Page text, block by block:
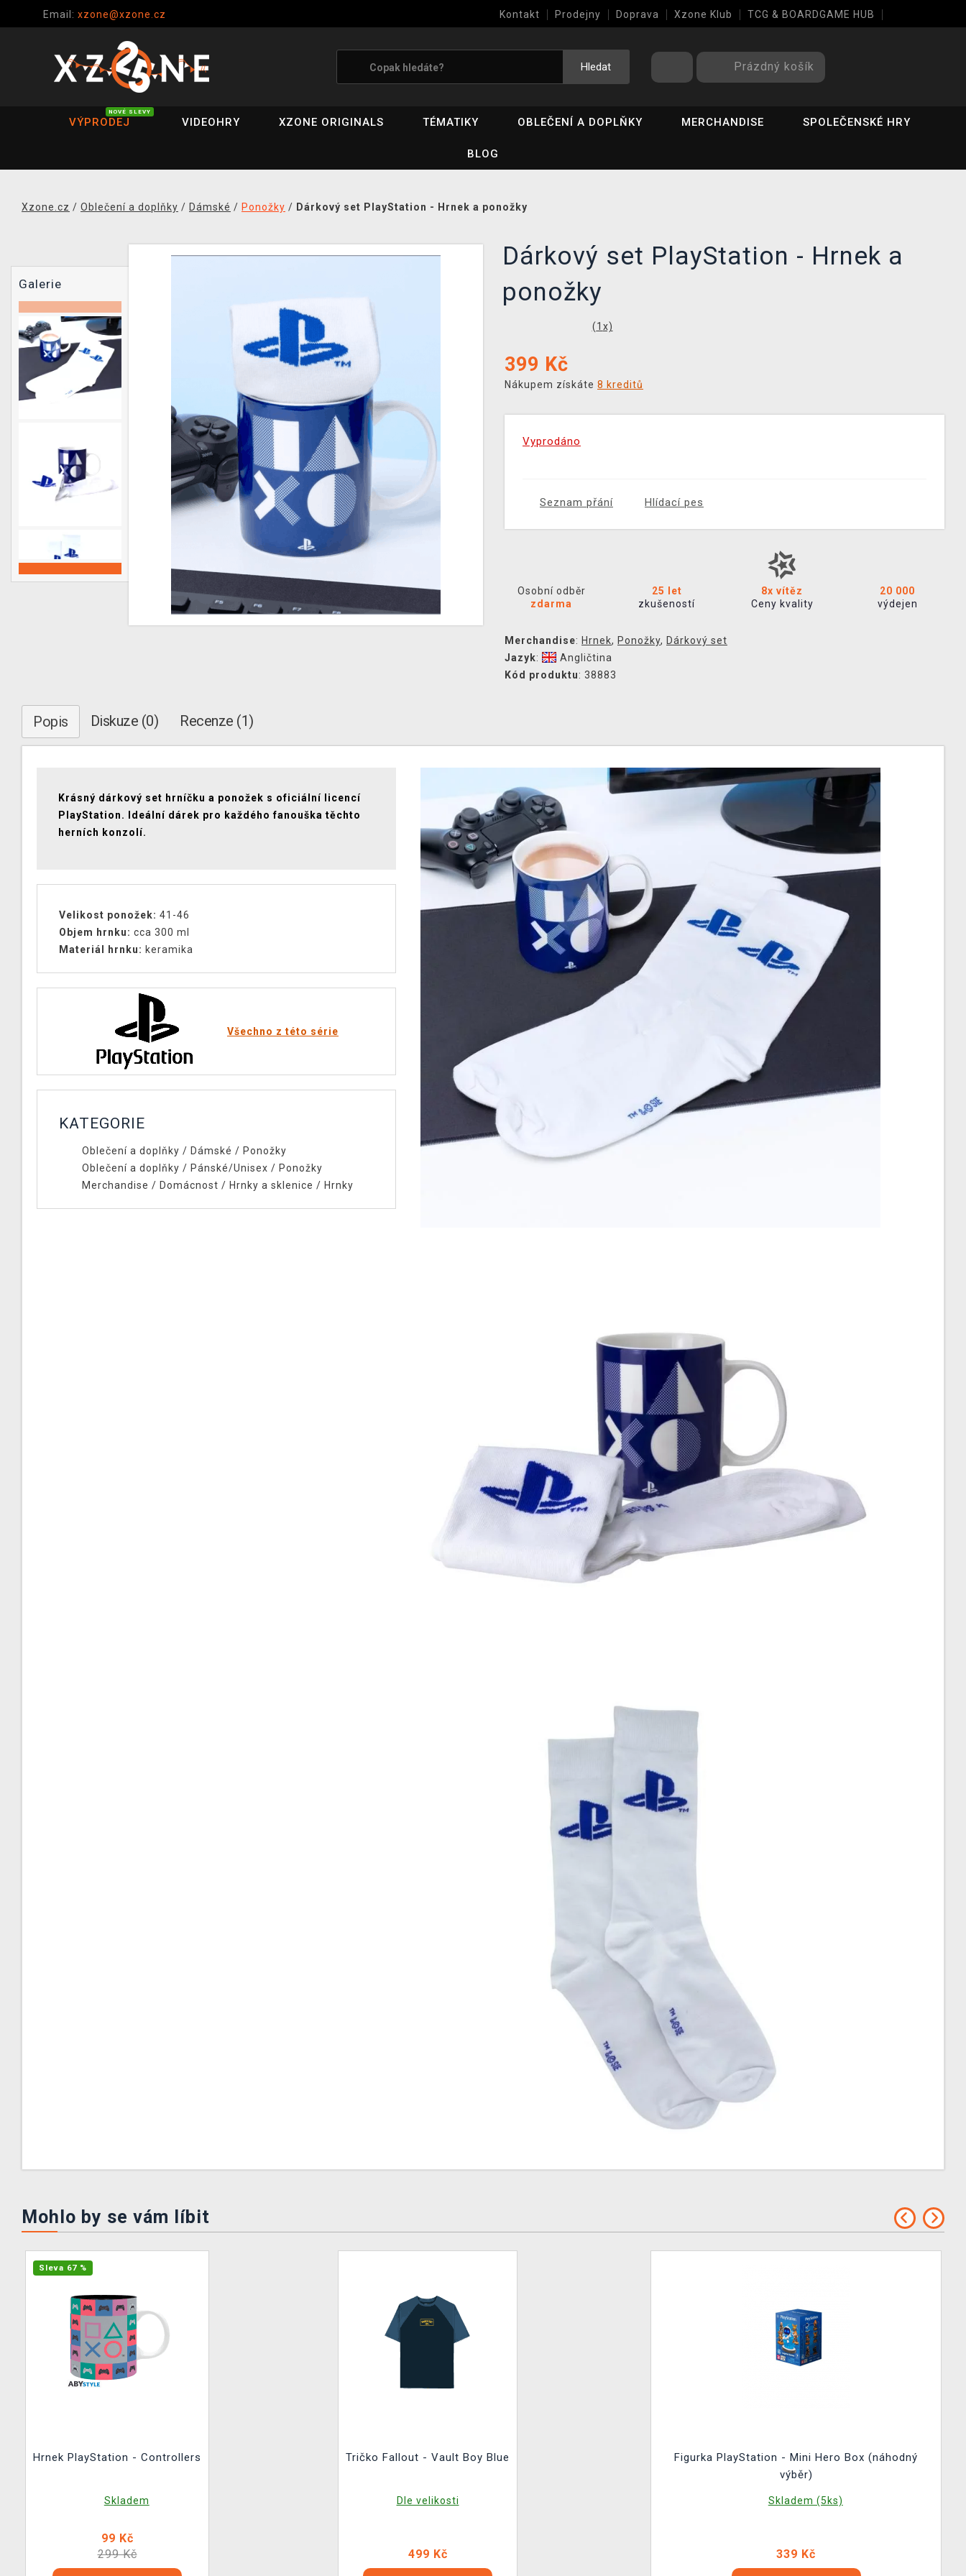
Email: xzone@xzone.cz Kontakt Prodejny Doprava Xzone Klub TCG & BOARDGAME HUB
Hledat Prázdný košík
VÝPRODEJ
NOVÉ SLEVY
VIDEOHRY XZONE ORIGINALS TÉMATIKY OBLEČENÍ A DOPLŇKY MERCHANDISE SPOLEČENSKÉ HRY
BLOG
Xzone.cz / Oblečení a doplňky / Dámské / Ponožky / Dárkový set PlayStation - Hrnek a ponožky
Galerie
Dárkový set PlayStation - Hrnek a
ponožky
(1 x)
399 Kč
Nákupem získáte 8 kreditů
Vyprodáno
Seznam přání Hlídací pes
Osobní odběr
zdarma
25 let
zkušeností
8x vítěz
Ceny kvality
20 000
výdejen
Merchandise: Hrnek, Ponožky, Dárkový set
Jazyk:
Angličtina
Kód produktu: 38883
Popis Diskuze (0) Recenze (1)
Krásný dárkový set hrníčku a ponožek s oficiální licencí
PlayStation. Ideální dárek pro každého fanouška těchto
herních konzolí.
Velikost ponožek: 41-46
Objem hrnku: cca 300 ml
Materiál hrnku: keramika
Všechno z této série
KATEGORIE
Oblečení a doplňky / Dámské / Ponožky
Oblečení a doplňky / Pánské/Unisex / Ponožky
Merchandise / Domácnost / Hrnky a sklenice / Hrnky
Mohlo by se vám líbit
Sleva 67 %
Hrnek PlayStation - Controllers
Skladem
99 Kč
299 Kč
Tričko Fallout - Vault Boy Blue
Dle velikosti
499 Kč
Figurka PlayStation - Mini Hero Box (náhodný
výběr)
Skladem (5ks)
339 Kč